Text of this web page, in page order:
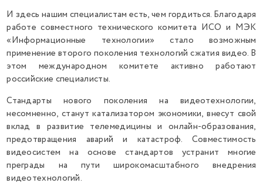
И здесь нашим специалистам есть, чем гордиться. Благодаря
работе совместного технического комитета ИСО и МЭК
«Информационные технологии» стало возможным
применение второго поколения технологий сжатия видео. В
этом международном комитете активно работают
российские специалисты.
Стандарты нового поколения на видеотехнологии,
несомненно, станут катализатором экономики, внесут свой
вклад в развитие телемедицины и онлайн-образования,
предотвращения аварий и катастроф. Совместимость
видеосистем на основе стандартов устранит многие
преграды на пути широкомасштабного внедрения
видеотехнологий.